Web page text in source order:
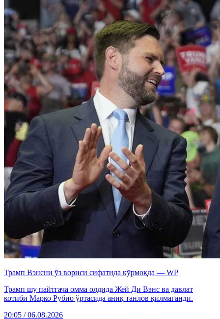
Трамп Вэнсни ўз вориси сифатида кўрмоқда — WP
Трамп шу пайтгача омма олдида Жей Ди Вэнс ва давлат
котиби Марко Рубио ўртасида аниқ танлов қилмаганди.
20:05 / 06.08.2026